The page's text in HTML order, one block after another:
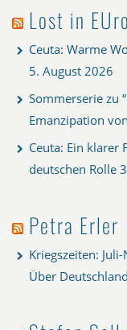
Lost in
Ceuta: Warme
5. August 2026
Sommerserie zu
Emanzipation
Ceuta: Ein klarer
deutschen Rolle
Petra Erler
Kriegszeiten:
Über